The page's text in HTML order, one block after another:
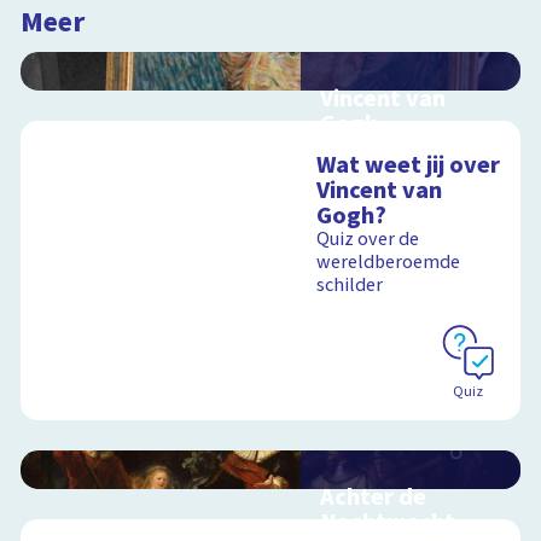
Meer
Vincent van
Gogh
schoolplaat over het
leven van Vincent van
Gogh
Wat weet jij over
Vincent van
Gogh?
Quiz over de
wereldberoemde
schilder
Quiz
Achter de
Nachtwacht